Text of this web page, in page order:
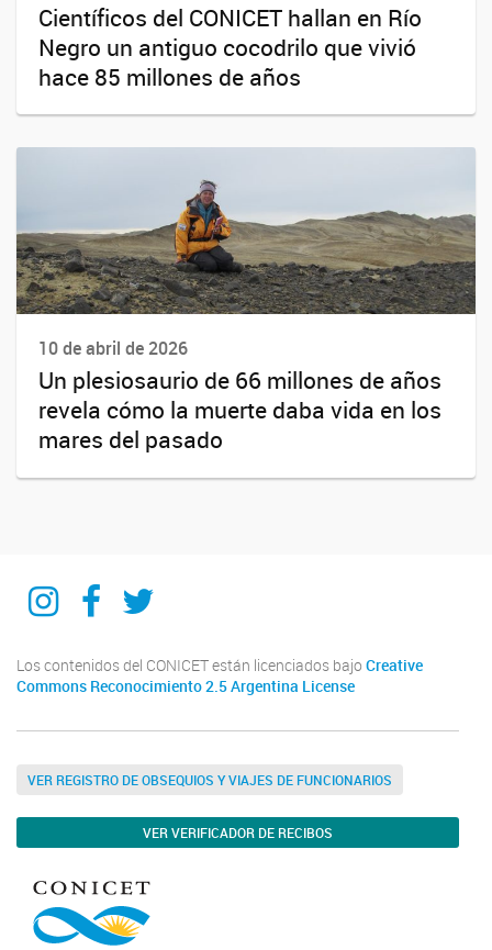
Científicos del CONICET hallan en Río
Negro un antiguo cocodrilo que vivió
hace 85 millones de años
10 de abril de 2026
Un plesiosaurio de 66 millones de años
revela cómo la muerte daba vida en los
mares del pasado
IIPGIIPG
IIPG
Los contenidos del CONICET están licenciados bajo Creative
Commons Reconocimiento 2.5 Argentina License
VER REGISTRO DE OBSEQUIOS Y VIAJES DE FUNCIONARIOS
VER VERIFICADOR DE RECIBOS